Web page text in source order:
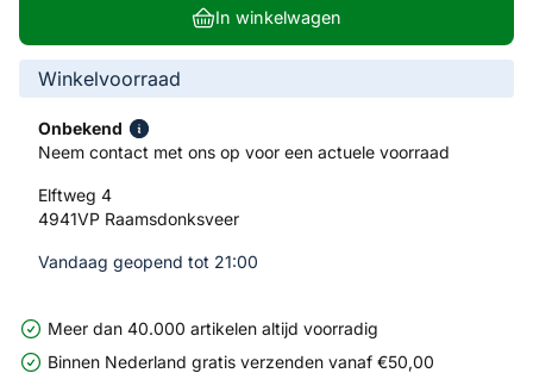
In winkelwagen
Winkelvoorraad
Onbekend
Neem contact met ons op voor een actuele voorraad
Elftweg 4
4941VP Raamsdonksveer
Vandaag geopend tot 21:00
Meer dan 40.000 artikelen altijd voorradig
Binnen Nederland gratis verzenden vanaf €50,00